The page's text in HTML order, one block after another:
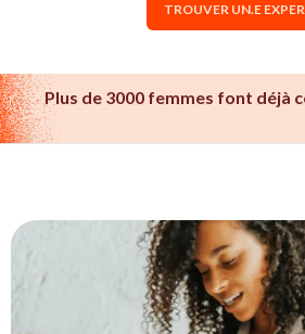
TROUVER UN.E
Plus de 3000 femmes font déjà